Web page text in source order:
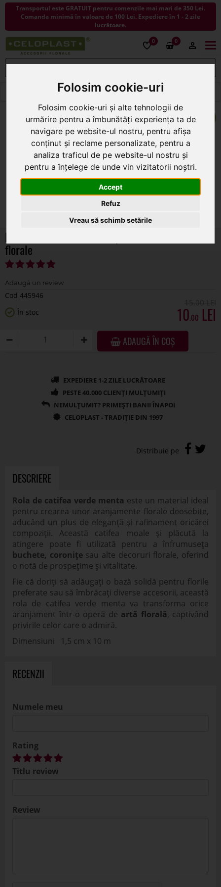
Folosim cookie-uri
Folosim cookie-uri și alte tehnologii de
urmărire pentru a îmbunătăți experiența ta de
navigare pe website-ul nostru, pentru afișa
conținut și reclame personalizate, pentru a
analiza traficul de pe website-ul nostru și
pentru a înțelege de unde vin vizitatorii noștri.
Accept
Refuz
Vreau să schimb setările
Transportul este GRATUIT pentru comenzile mai mari de 350 Lei.
Comanda minimă în valoare de 100 Lei. Expediere în 1 - 2 zile
lucrătoare.
0 0
< ÎNAPOI LA PANGLICI SI ROLE DECORATIVE
Rola catifea verde menta pentru aranjamente
florale
Cod 445946
În stoc 10.00
ADAUGĂ ÎN COȘ
DESCRIERE
Rola de catifea verde menta este un material ideal
pentru crearea unor aranjamente florale deosebite,
aducând un plus de eleganță și rafinament oricărei
compoziții. Această catifea moale și plăcută la
atingere poate fi utilizată pentru a înfrumuseța
buchete, coronițesau alte decoruri florale, oferind
o notă de prospețime și vitalitate.
Fie că doriți să adăugați o bază solidă pentru florile
preferate sau să îmbrăcați diverse accesorii, această
rola de catifea verde menta va transforma orice
aranjament într-o operă de artă florală, captivând
privirile celor care o admiră.
Dimensiuni 1,5 cm x 10 m
RECENZII
Numele meu
Rating
Titlu review
Review